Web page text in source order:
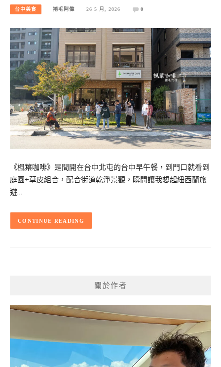
台中美食 捲毛阿偉 26 5 月, 2026 0
《楓葉咖啡》是間開在台中北屯的台中早午餐，到門口就看到
庭園+草皮組合，配合街道乾淨景觀，瞬間讓我想起紐西蘭旅
遊…
CONTINUE READING
關於作者